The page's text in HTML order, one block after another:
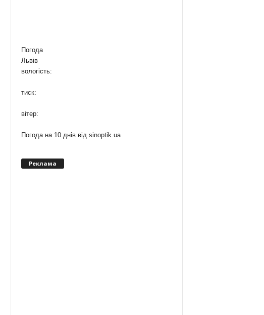
Погода
Львів
вологість:
тиск:
вітер:
Погода на 10 днів від sinoptik.ua
Реклама